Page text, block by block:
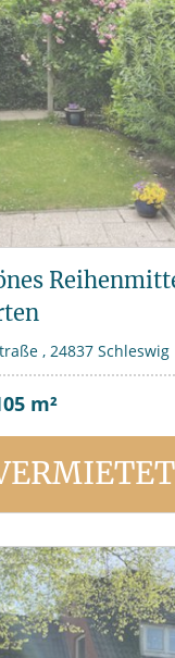
, 24837 Schleswig
m²